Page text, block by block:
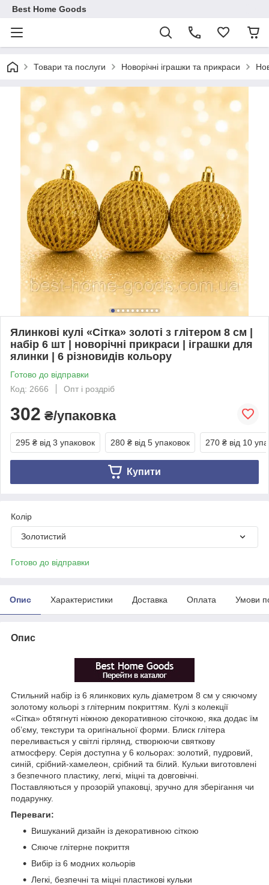
Best Home Goods
Товари та послуги Новорічні іграшки та прикраси
Ялинкові кулі «Сітка» золоті з глітером 8 см |
набір 6 шт | новорічні прикраси | іграшки для
ялинки | 6 різновидів кольору
Готово до відправки
Код: 2666
Опт і роздріб
302 ₴/упаковка
295 ₴ від 3 упаковок 280 ₴ від 5 упаковок 270 ₴ від 10
Купити
Колір
Золотистий
Готово до відправки
Опис Характеристики Доставка Оплата Умови
Опис
Стильний набір із 6 ялинкових куль діаметром 8 см у сяючому
золотому кольорі з глітерним покриттям. Кулі з колекції
«Сітка» обтягнуті ніжною декоративною сіточкою, яка додає їм
об’єму, текстури та оригінальної форми. Блиск глітера
переливається у світлі гірлянд, створюючи святкову
атмосферу. Серія доступна у 6 кольорах: золотий, пудровий,
синій, срібний-хамелеон, срібний та білий. Кульки виготовлені
з безпечного пластику, легкі, міцні та довговічні.
Поставляються у прозорій упаковці, зручно для зберігання чи
подарунку.
Переваги:
Вишуканий дизайн із декоративною сіткою
Сяюче глітерне покриття
Вибір із 6 модних кольорів
Легкі, безпечні та міцні пластикові кульки